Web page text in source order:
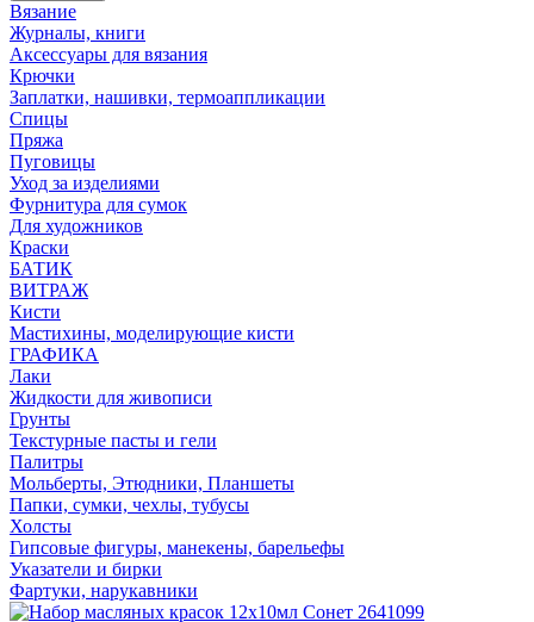
Вязание
Журналы, книги
Аксессуары для вязания
Крючки
Заплатки, нашивки, термоаппликации
Спицы
Пряжа
Пуговицы
Уход за изделиями
Фурнитура для сумок
Для художников
Краски
БАТИК
ВИТРАЖ
Кисти
Мастихины, моделирующие кисти
ГРАФИКА
Лаки
Жидкости для живописи
Грунты
Текстурные пасты и гели
Палитры
Мольберты, Этюдники, Планшеты
Папки, сумки, чехлы, тубусы
Холсты
Гипсовые фигуры, манекены, барельефы
Указатели и бирки
Фартуки, нарукавники